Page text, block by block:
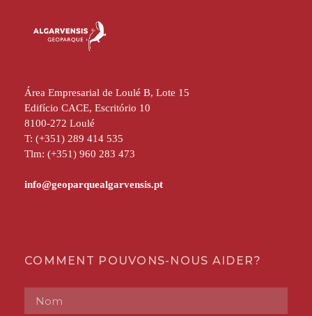
Área Empresarial de Loulé B, Lote 15
Edifício CACE, Escritório 10
8100-272 Loulé
T: (+351) 289 414 535
Tlm: (+351) 960 283 473
COMMENT POUVONS-NOUS AIDER?